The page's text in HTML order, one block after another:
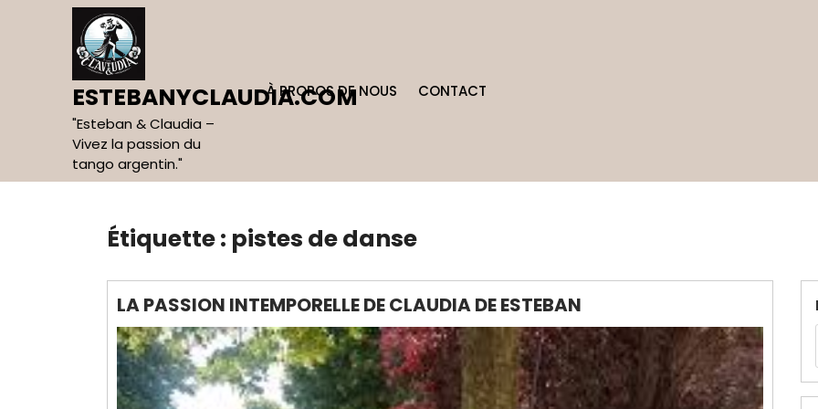
ESTEBANYCLAUDIA.COM
"Esteban & Claudia –
Vivez la passion du
tango argentin."
À PROPOS DE NOUS CONTACT
Étiquette : pistes de danse
LA PASSION INTEMPORELLE DE CLAUDIA DE ESTEBAN